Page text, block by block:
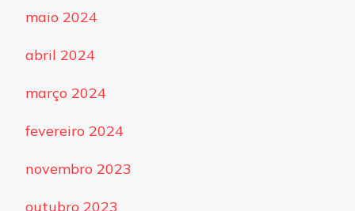
maio 2024
abril 2024
março 2024
fevereiro 2024
novembro 2023
outubro 2023